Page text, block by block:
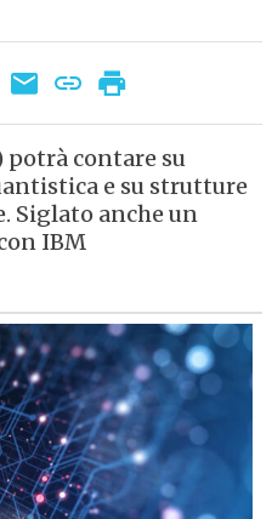
potrà contare su
e su strutture
Siglato anche un
IBM